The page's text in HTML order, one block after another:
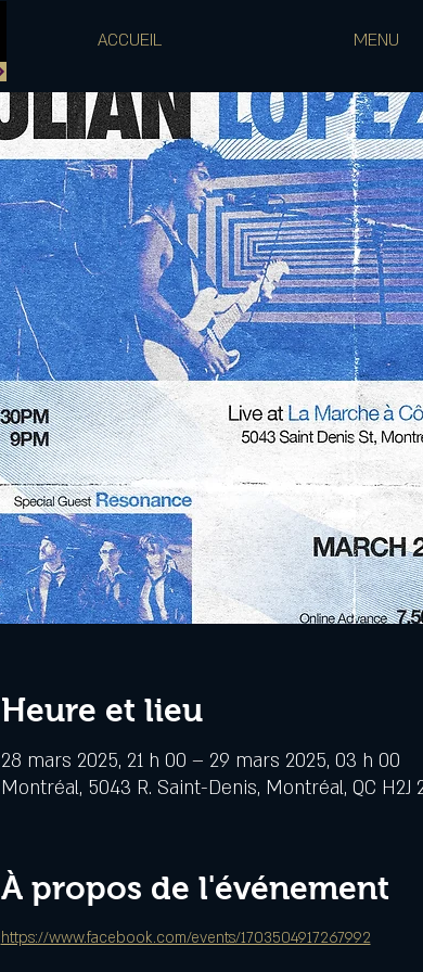
ACCUEIL MENU
Heure et lieu
28 mars 2025, 21 h 00 – 29 mars 2025, 03 h 00
Montréal, 5043 R. Saint-Denis, Montréal, QC H2J
À propos de l'événement
https://www.facebook.com/events/1703504917267992